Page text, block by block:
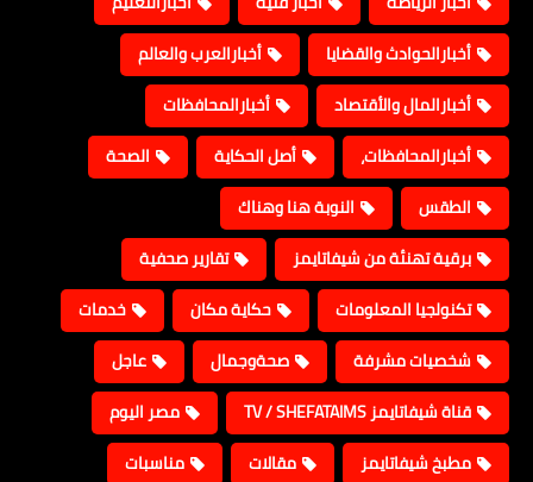
أخبارالحوادث والقضايا
أخبارالعرب والعالم
أخبارالمال والأقتصاد
أخبارالمحافظات
أخبارالمحافظات،
أصل الحكاية
الصحة
الطقس
النوبة هنا وهناك
برقية تهنئة من شيفاتايمز
تقارير صحفية
تكنولجيا المعلومات
حكاية مكان
خدمات
شخصيات مشرفة
صحةوجمال
عاجل
قناة شيفاتايمز TV / SHEFATAIMS
مصر اليوم
مطبخ شيفاتايمز
مقالات
مناسبات